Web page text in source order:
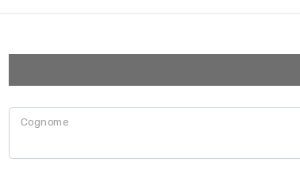
Cognome